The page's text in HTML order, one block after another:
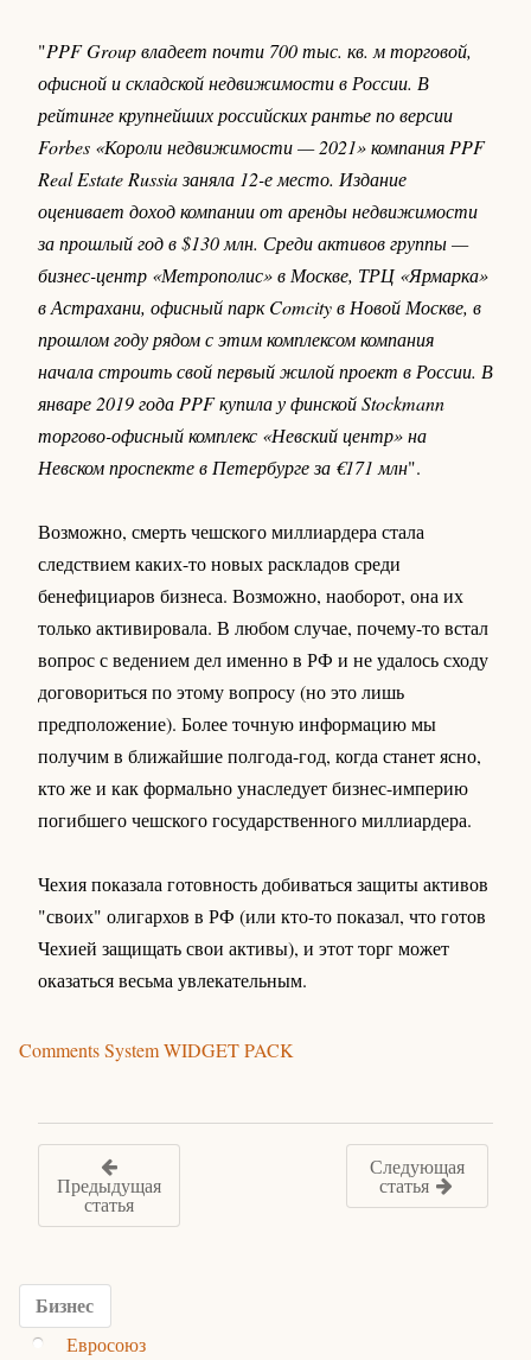
"PPF Group владеет почти 700 тыс. кв. м торговой,
офисной и складской недвижимости в России. В
рейтинге крупнейших российских рантье по версии
Forbes «Короли недвижимости — 2021» компания PPF
Real Estate Russia заняла 12-е место. Издание
оценивает доход компании от аренды недвижимости
за прошлый год в $130 млн. Среди активов группы —
бизнес-центр «Метрополис» в Москве, ТРЦ «Ярмарка»
в Астрахани, офисный парк Comcity в Новой Москве, в
прошлом году рядом с этим комплексом компания
начала строить свой первый жилой проект в России. В
январе 2019 года PPF купила у финской Stockmann
торгово-офисный комплекс «Невский центр» на
Невском проспекте в Петербурге за €171 млн".
Возможно, смерть чешского миллиардера стала
следствием каких-то новых раскладов среди
бенефициаров бизнеса. Возможно, наоборот, она их
только активировала. В любом случае, почему-то встал
вопрос с ведением дел именно в РФ и не удалось сходу
договориться по этому вопросу (но это лишь
предположение). Более точную информацию мы
получим в ближайшие полгода-год, когда станет ясно,
кто же и как формально унаследует бизнес-империю
погибшего чешского государственного миллиардера.
Чехия показала готовность добиваться защиты активов
"своих" олигархов в РФ (или кто-то показал, что готов
Чехией защищать свои активы), и этот торг может
оказаться весьма увлекательным.
Comments System WIDGET PACK
Предыдущая
статья
Следующая
статья
Бизнес
Евросоюз